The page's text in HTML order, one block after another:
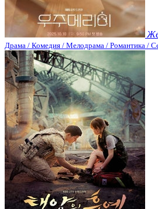
Драма / Комедия / Мелодрама / Романтика /